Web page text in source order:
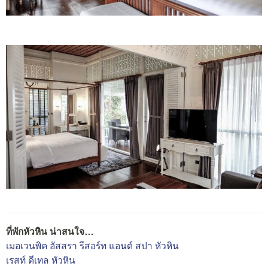
ที่พักหัวหิน น่าสนใจ…
เมอเวนพิค อัสสรา รีสอร์ท แอนด์ สปา หัวหิน
เรสท์ ดีเทล หัวหิน